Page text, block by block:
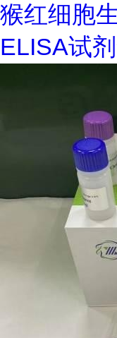
猴红细胞
ELISA试